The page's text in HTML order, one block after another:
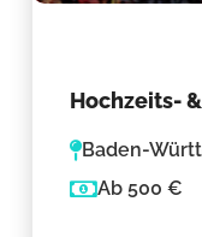
Hochzeits-
Baden-
Ab 500 €